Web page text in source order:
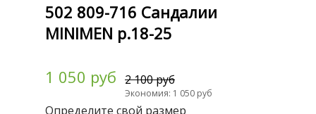
502 809-716 Cандалии
MINIMEN р.18-25
1 050 руб 2 100 руб
Экономия: 1 050 руб
Определите свой размер